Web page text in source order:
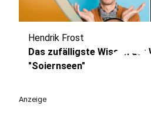
Hendrik Frost
Das zufälligste Wissen der
"Soiernseen"
Anzeige